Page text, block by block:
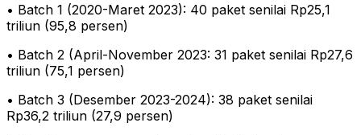
• Batch 1 (2020-Maret 2023): 40 paket senilai Rp25,1
triliun (95,8 persen)
• Batch 2 (April-November 2023: 31 paket senilai Rp27,6
triliun (75,1 persen)
• Batch 3 (Desember 2023-2024): 38 paket senilai
Rp36,2 triliun (27,9 persen)